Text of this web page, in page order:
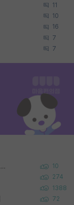
11
10
16
7
7
Korea University 수학, 컴퓨터과학 이학사, UC Berkeley 산업공학 대학원 공학박사가 되는 것은 쉽지 않겠죠? 10
274
1388
72